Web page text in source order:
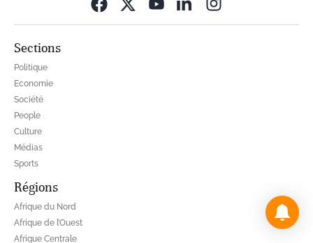
Sections
Politique
Economie
Société
People
Culture
Médias
Sports
Régions
Afrique du Nord
Afrique de l’Ouest
Afrique Centrale